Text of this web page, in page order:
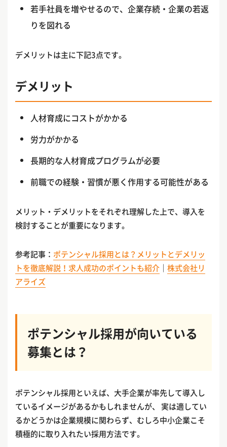
若手社員を増やせるので、企業存続・企業の若返
りを図れる
デメリットは主に下記3点です。
デメリット
人材育成にコストがかかる
労力がかかる
長期的な人材育成プログラムが必要
前職での経験・習慣が悪く作用する可能性がある
メリット・デメリットをそれぞれ理解した上で、導入を
検討することが重要になります。
参考記事： ポテンシャル採用とは？メリットとデメリッ
トを徹底解説！求人成功のポイントも紹介 ｜ 株式会社リ
アライズ
ポテンシャル採用が向いている
募集とは？
ポテンシャル採用といえば、大手企業が率先して導入し
ているイメージがあるかもしれませんが、 実は適してい
るかどうかは企業規模に関わらず、むしろ中小企業こそ
積極的に取り入れたい採用方法です。